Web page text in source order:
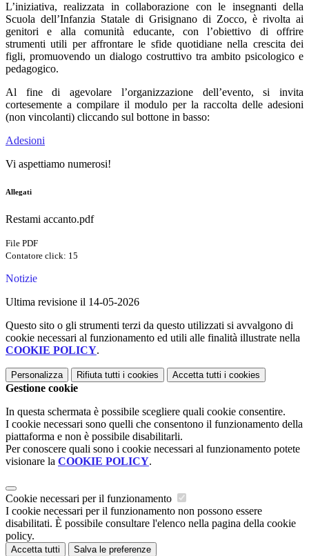
L’iniziativa, realizzata in collaborazione con le insegnanti della
Scuola dell’Infanzia Statale di Grisignano di Zocco, è rivolta ai
genitori e alla comunità educante, con l’obiettivo di offrire
strumentiutili per affrontare le sfide quotidiane nella crescita dei
figli, promuovendo un dialogo costruttivo tra ambito psicologico e
pedagogico.
Al fine di agevolare l’organizzazione dell’evento, si invita
cortesemente a compilare il modulo per la raccolta delle adesioni
(non vincolanti) cliccando sul bottone in basso:
Adesioni
Vi aspettiamo numerosi!
Allegati
Restami accanto.pdf
File PDF
Contatore click: 15
Notizie
Ultima revisione il 14-05-2026
Questo sito o gli strumenti terzi da questo utilizzati si avvalgono di
cookie necessari al funzionamento ed utili alle finalità illustrate nella
COOKIE POLICY.
Personalizza Rifiuta tutti i cookies Accetta tutti i cookies
Gestione cookie
In questa schermata è possibile scegliere quali cookie consentire.
I cookie necessari sono quelli che consentono il funzionamento della
piattaforma e non è possibile disabilitarli.
Per conoscere quali sono i cookie necessari al funzionamento potete
visionare la COOKIE POLICY.
Cookie necessari per il funzionamento
I cookie necessari per il funzionamento non possono essere
disabilitati. È possibile consultare l'elenco nella pagina della cookie
policy.
Accetta tutti Salva le preferenze